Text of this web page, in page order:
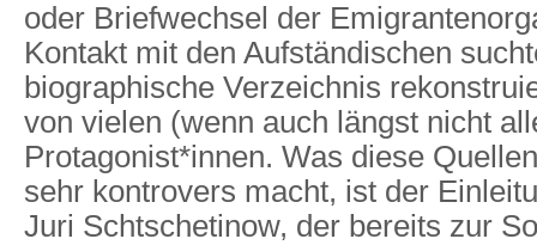
oder Briefwechsel der
Kontakt mit den Aufständischen
biographische Verzeichnis
von vielen (wenn auch längst nicht
Protagonist*innen. Was diese
sehr kontrovers macht, ist der
Juri Schtschetinow, der bereits zur